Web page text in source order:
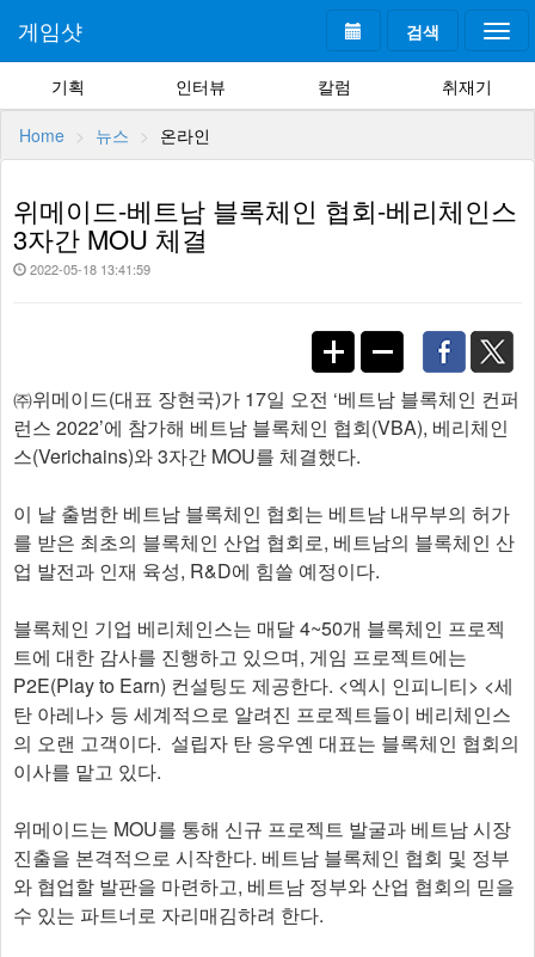
검색
게임샷
기획 인터뷰 칼럼 취재기
Home 뉴스 온라인
위메이드-베트남 블록체인 협회-베리체인스
3자간 MOU 체결
2022-05-18 13:41:59
㈜위메이드(대표 장현국)가 17일 오전 ‘베트남 블록체인 컨퍼
런스 2022’에 참가해 베트남 블록체인 협회(VBA), 베리체인
스(Verichains)와 3자간 MOU를 체결했다.
이 날 출범한 베트남 블록체인 협회는 베트남 내무부의 허가
를 받은 최초의 블록체인 산업 협회로, 베트남의 블록체인 산
업 발전과 인재 육성, R&D에 힘쓸 예정이다.
블록체인 기업 베리체인스는 매달 4~50개 블록체인 프로젝
트에 대한 감사를 진행하고 있으며, 게임 프로젝트에는
P2E(Play to Earn) 컨설팅도 제공한다. <엑시 인피니티> <세
탄 아레나> 등 세계적으로 알려진 프로젝트들이 베리체인스
의 오랜 고객이다. 설립자 탄 응우옌 대표는 블록체인 협회의
이사를 맡고 있다.
위메이드는 MOU를 통해 신규 프로젝트 발굴과 베트남 시장
진출을 본격적으로 시작한다. 베트남 블록체인 협회 및 정부
와 협업할 발판을 마련하고, 베트남 정부와 산업 협회의 믿을
수 있는 파트너로 자리매김하려 한다.